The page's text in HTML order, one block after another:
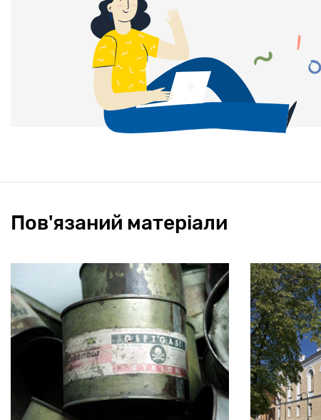
Пов'язаний матеріали